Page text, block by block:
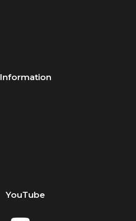
Information
YouTube